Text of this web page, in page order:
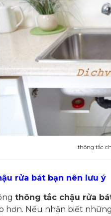
thông tắc
rửa bát bạn nên lưu ý
thông tắc chậu rửa
Nếu nhận biết